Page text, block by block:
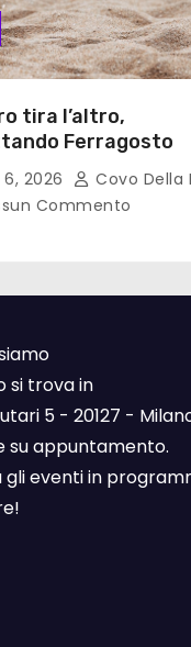
tira l’altro,
Ferragosto
2026
Covo Della
Commento
si trova in
5 - 20127 -
su appuntamento.
gli eventi in